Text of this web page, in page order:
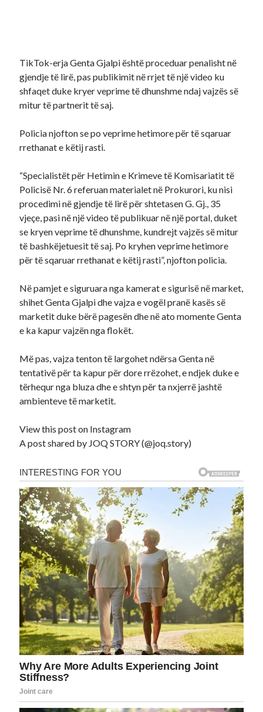
TikTok-erja Genta Gjalpi është proceduar penalisht në
gjendje të lirë, pas publikimit në rrjet të një video ku
shfaqet duke kryer veprime të dhunshme ndaj vajzës së
mitur të partnerit të saj.
Policia njofton se po veprime hetimore për të sqaruar
rrethanat e këtij rasti.
“Specialistët për Hetimin e Krimeve të Komisariatit të
Policisë Nr. 6 referuan materialet në Prokurori, ku nisi
procedimi në gjendje të lirë për shtetasen G. Gj., 35
vjeçe, pasi në një video të publikuar në një portal, duket
se kryen veprime të dhunshme, kundrejt vajzës së mitur
të bashkëjetuesit të saj. Po kryhen veprime hetimore
për të sqaruar rrethanat e këtij rasti”, njofton policia.
Në pamjet e siguruara nga kamerat e sigurisë në market,
shihet Genta Gjalpi dhe vajza e vogël pranë kasës së
marketit duke bërë pagesën dhe në ato momente Genta
e ka kapur vajzën nga flokët.
Më pas, vajza tenton të largohet ndërsa Genta në
tentativë për ta kapur për dore rrëzohet, e ndjek duke e
tërhequr nga bluza dhe e shtyn për ta nxjerrë jashtë
ambienteve të marketit.
View this post on Instagram
A post shared by JOQ STORY (@joq.story)